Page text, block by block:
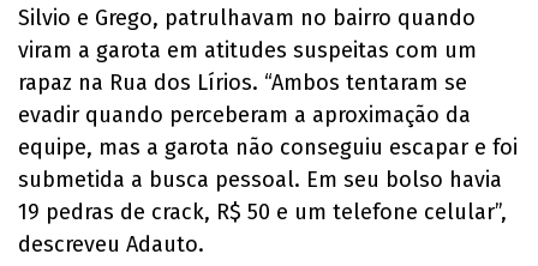
Silvio e Grego, patrulhavam no bairro quando
viram a garota em atitudes suspeitas com um
rapaz na Rua dos Lírios. “Ambos tentaram se
evadir quando perceberam a aproximação da
equipe, mas a garota não conseguiu escapar e foi
submetida a busca pessoal. Em seu bolso havia
19 pedras de crack, R$ 50 e um telefone celular”,
descreveu Adauto.